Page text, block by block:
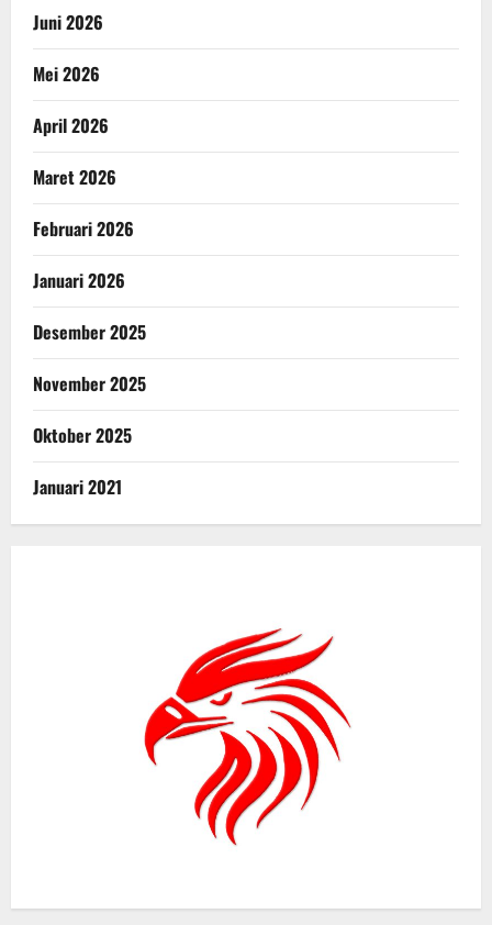
Juni 2026
Mei 2026
April 2026
Maret 2026
Februari 2026
Januari 2026
Desember 2025
November 2025
Oktober 2025
Januari 2021